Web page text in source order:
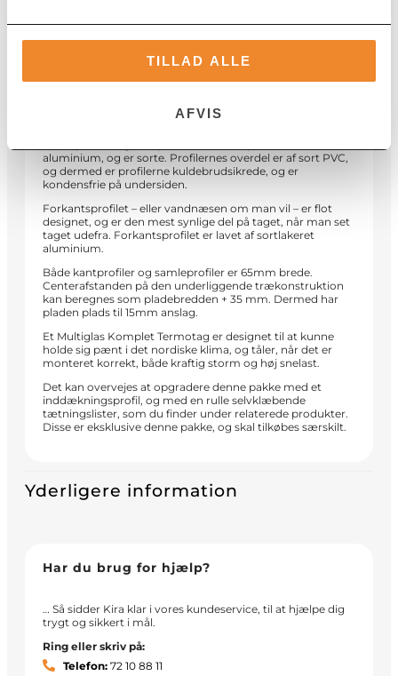
TILLAD ALLE
AFVIS
bronze kanalplader af polycarbonat, samt alle nødvendige
profiler og tape der behøves.
Den 16mm bronze kanalplade af polycarbonat er UV-
giver en god skyggevirkning, uden at blokere lyset helt.
Der ydes 15 års garanti mod gulning på pladerne.
aluminium, og er sorte. Profilernes overdel er af sort PVC,
og dermed er profilerne kuldebrudsikrede, og er
kondensfrie på undersiden.
Forkantsprofilet – eller vandnæsen om man vil – er flot
designet, og er den mest synlige del på taget, når man set
taget udefra. Forkantsprofilet er lavet af sortlakeret
aluminium.
Både kantprofiler og samleprofiler er 65mm brede.
Centerafstanden på den underliggende trækonstruktion
kan beregnes som pladebredden + 35 mm. Dermed har
pladen plads til 15mm anslag.
Et Multiglas Komplet Termotag er designet til at kunne
holde sig pænt i det nordiske klima, og tåler, når det er
monteret korrekt, både kraftig storm og høj snelast.
Det kan overvejes at opgradere denne pakke med et
inddækningsprofil, og med en rulle selvklæbende
tætningslister, som du finder under relaterede produkter.
Disse er eksklusive denne pakke, og skal tilkøbes særskilt.
Yderligere information
Har du brug for hjælp?
… Så sidder Kira klar i vores kundeservice, til at hjælpe dig
trygt og sikkert i mål.
Ring eller skriv på:
Telefon:72 10 88 11